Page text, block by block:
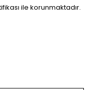
ile korunmaktadır.